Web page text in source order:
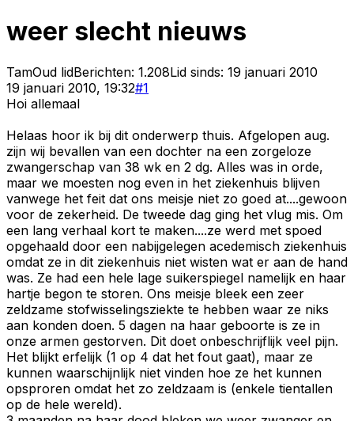
weer slecht nieuws
TamOud lidBerichten: 1.208Lid sinds: 19 januari 2010
19 januari 2010, 19:32#1
Hoi allemaal
Helaas hoor ik bij dit onderwerp thuis. Afgelopen aug.
zijn wij bevallen van een dochter na een zorgeloze
zwangerschap van 38 wk en 2 dg. Alles was in orde,
maar we moesten nog even in het ziekenhuis blijven
vanwege het feit dat ons meisje niet zo goed at....gewoon
voor de zekerheid. De tweede dag ging het vlug mis. Om
een lang verhaal kort te maken....ze werd met spoed
opgehaald door een nabijgelegen acedemisch ziekenhuis
omdat ze in dit ziekenhuis niet wisten wat er aan de hand
was. Ze had een hele lage suikerspiegel namelijk en haar
hartje begon te storen. Ons meisje bleek een zeer
zeldzame stofwisselingsziekte te hebben waar ze niks
aan konden doen. 5 dagen na haar geboorte is ze in
onze armen gestorven. Dit doet onbeschrijflijk veel pijn.
Het blijkt erfelijk (1 op 4 dat het fout gaat), maar ze
kunnen waarschijnlijk niet vinden hoe ze het kunnen
opsproren omdat het zo zeldzaam is (enkele tientallen
op de hele wereld).